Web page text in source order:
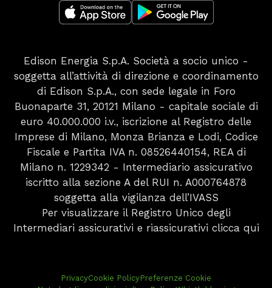
Edison Energia S.p.A. Società a socio unico -
soggetta all’attività di direzione e coordinamento
di Edison S.p.A., con sede legale in Foro
Buonaparte 31, 20121 Milano - capitale sociale di
euro 40.000.000 i.v., iscrizione al Registro delle
Imprese di Milano, Monza Brianza e Lodi, Codice
Fiscale e Partita IVA n. 08526440154, REA di
Milano n. 1229342 - Intermediario assicurativo
iscritto alla sezione A del RUI n. A000764878
soggetta alla vigilanza dell’IVASS
Per visualizzare il Registro Unico degli
Intermediari assicurativi e riassicurativi clicca qui
PrivacyCookie PolicyPreferenze Cookie